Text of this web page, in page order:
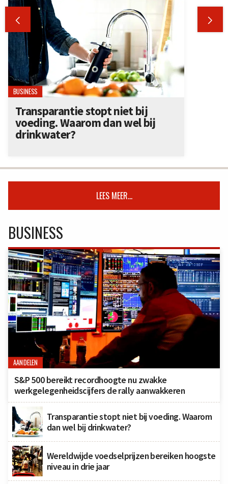
 
BUSINESS
Transparantie stopt niet bij
voeding. Waarom dan wel bij
drinkwater?
LEES MEER...
BUSINESS
AANDELEN
S&P 500 bereikt recordhoogte nu zwakke
werkgelegenheidscijfers de rally aanwakkeren
Transparantie stopt niet bij voeding. Waarom
dan wel bij drinkwater?
Wereldwijde voedselprijzen bereiken hoogste
niveau in drie jaar